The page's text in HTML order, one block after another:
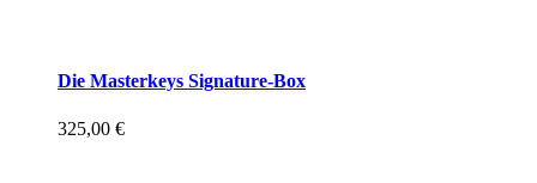
Die Masterkeys Signature-Box
325,00 €